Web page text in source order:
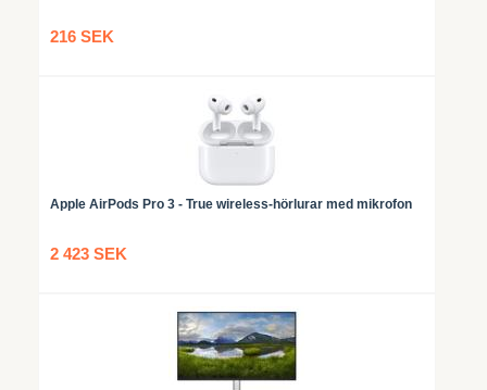
216 SEK
Apple AirPods Pro 3 - True wireless-hörlurar med mikrofon
2 423 SEK